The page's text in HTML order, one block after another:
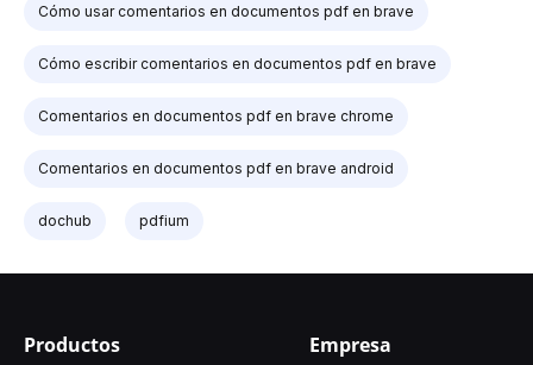
Cómo usar comentarios en documentos pdf en brave
Cómo escribir comentarios en documentos pdf en brave
Comentarios en documentos pdf en brave chrome
Comentarios en documentos pdf en brave android
dochub pdfium
Productos Empresa